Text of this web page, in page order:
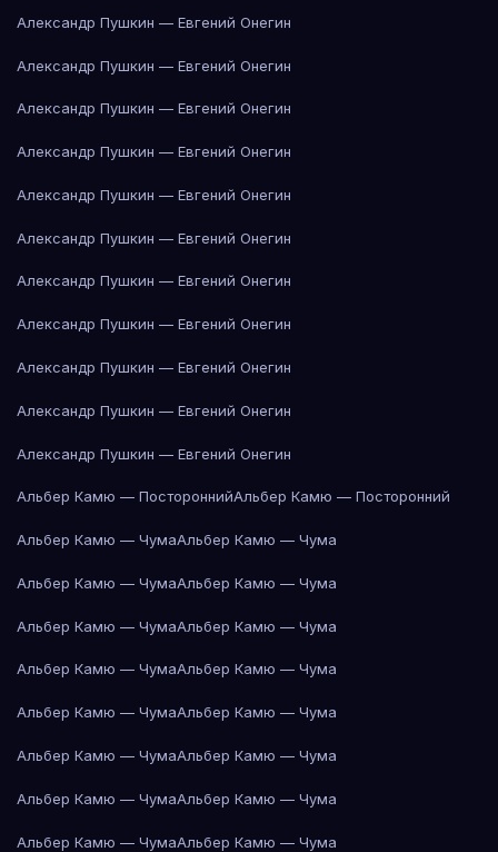
Александр Пушкин — Евгений Онегин
Александр Пушкин — Евгений Онегин
Александр Пушкин — Евгений Онегин
Александр Пушкин — Евгений Онегин
Александр Пушкин — Евгений Онегин
Александр Пушкин — Евгений Онегин
Александр Пушкин — Евгений Онегин
Александр Пушкин — Евгений Онегин
Александр Пушкин — Евгений Онегин
Александр Пушкин — Евгений Онегин
Александр Пушкин — Евгений Онегин
Альбер Камю — ПостороннийАльбер Камю — Посторонний
Альбер Камю — ЧумаАльбер Камю — Чума
Альбер Камю — ЧумаАльбер Камю — Чума
Альбер Камю — ЧумаАльбер Камю — Чума
Альбер Камю — ЧумаАльбер Камю — Чума
Альбер Камю — ЧумаАльбер Камю — Чума
Альбер Камю — ЧумаАльбер Камю — Чума
Альбер Камю — ЧумаАльбер Камю — Чума
Альбер Камю — ЧумаАльбер Камю — Чума